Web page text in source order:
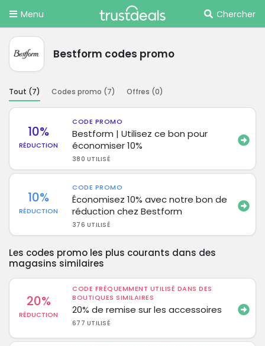
Menu Chercher
Bestform codes promo
Tout (7) Codes promo (7) Offres (0)
10%
RÉDUCTION
CODE PROMO
Bestform | Utilisez ce bon pour
économiser 10%
380 UTILISÉ
10%
RÉDUCTION
CODE PROMO
Économisez 10% avec notre bon de
réduction chez Bestform
376 UTILISÉ
Les codes promo les plus courants dans des
magasins similaires
20%
RÉDUCTION
CODE FRÉQUEMMENT UTILISÉ DANS DES
BOUTIQUES SIMILAIRES
20% de remise sur les accessoires
677 UTILISÉ